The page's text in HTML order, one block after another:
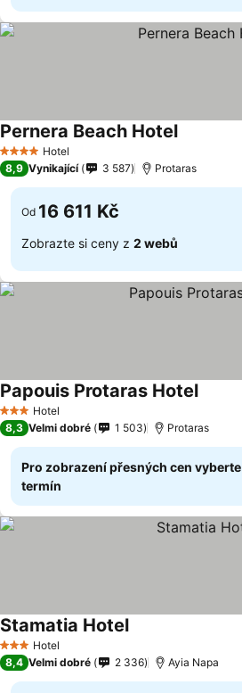
4 Počet hvězdiček
Hotel
Pernera Beach Hotel
8,9 Vynikající 3 587 Protaras
Od 16 611 Kč
Zobrazte si ceny z 2 webů
3 Počet hvězdiček
Hotel
Papouis Protaras Hotel
8,3 Velmi dobré 1 503 Protaras
Pro zobrazení přesných cen vyberte
termín
3 Počet hvězdiček
Hotel
Stamatia Hotel
8,4 Velmi dobré 2 336 Ayia Napa